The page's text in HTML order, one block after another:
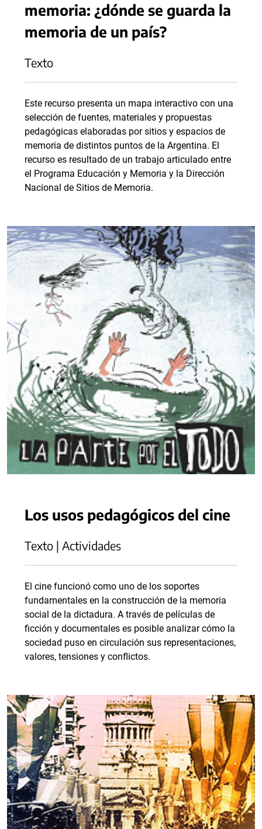
memoria: ¿dónde se guarda la
memoria de un país?
Texto
Este recurso presenta un mapa interactivo con una
selección de fuentes, materiales y propuestas
pedagógicas elaboradas por sitios y espacios de
memoria de distintos puntos de la Argentina. El
recurso es resultado de un trabajo articulado entre
el Programa Educación y Memoria y la Dirección
Nacional de Sitios de Memoria.
Los usos pedagógicos del cine
Texto | Actividades
El cine funcionó como uno de los soportes
fundamentales en la construcción de la memoria
social de la dictadura. A través de películas de
ficción y documentales es posible analizar cómo la
sociedad puso en circulación sus representaciones,
valores, tensiones y conflictos.